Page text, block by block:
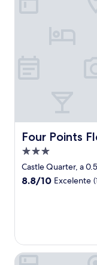
Four Points
Four Points Flex
Propiedad
de
3.0
Castle Quarter, a
8.8
8.8/10 Excelente
3 Luxury En-suite